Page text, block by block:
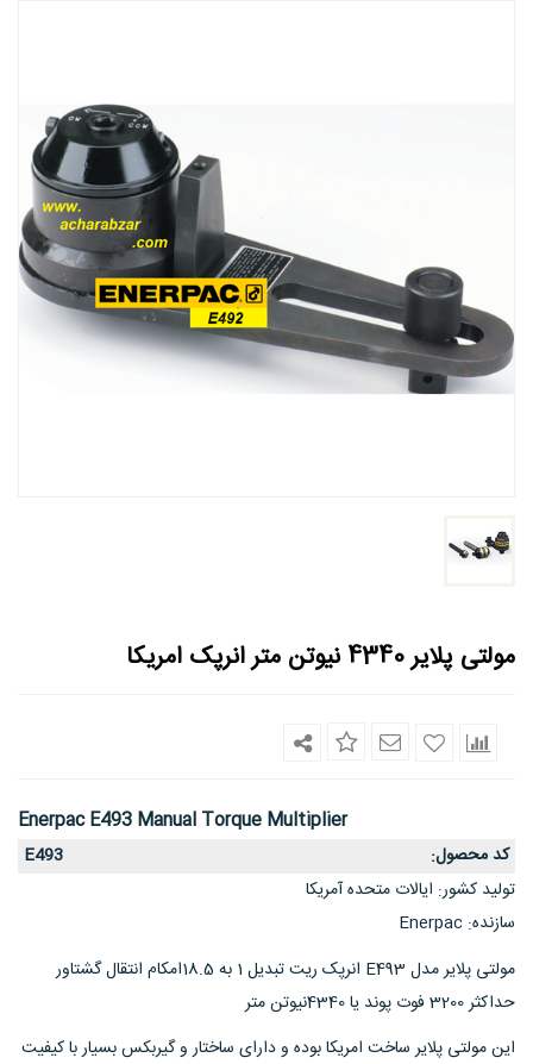
مولتی پلایر 4340 نیوتن متر انرپک امریکا
Enerpac E493 Manual Torque Multiplier
کد محصول:
E493
تولید کشور: ایالات متحده آمریکا
سازنده:
Enerpac
مولتی پلایر مدل E493 انرپک ریت تبدیل 1 به 18.5امکام انتقال گشتاور
حداکثر 3200 فوت پوند یا 4340نیوتن متر
این مولتی پلایر ساخت امریکا بوده و دارای ساختار و گیربکس بسیار با کیفیت